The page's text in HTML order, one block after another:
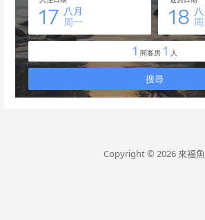
Copyright © 2026 來福魚